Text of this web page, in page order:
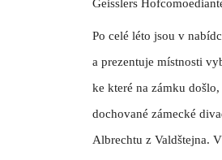
Geisslers
Po celé léto jsou v
a prezentuje místnosti
ke které na zámku
dochované zámecké
Albrechtu z Valdštejna.